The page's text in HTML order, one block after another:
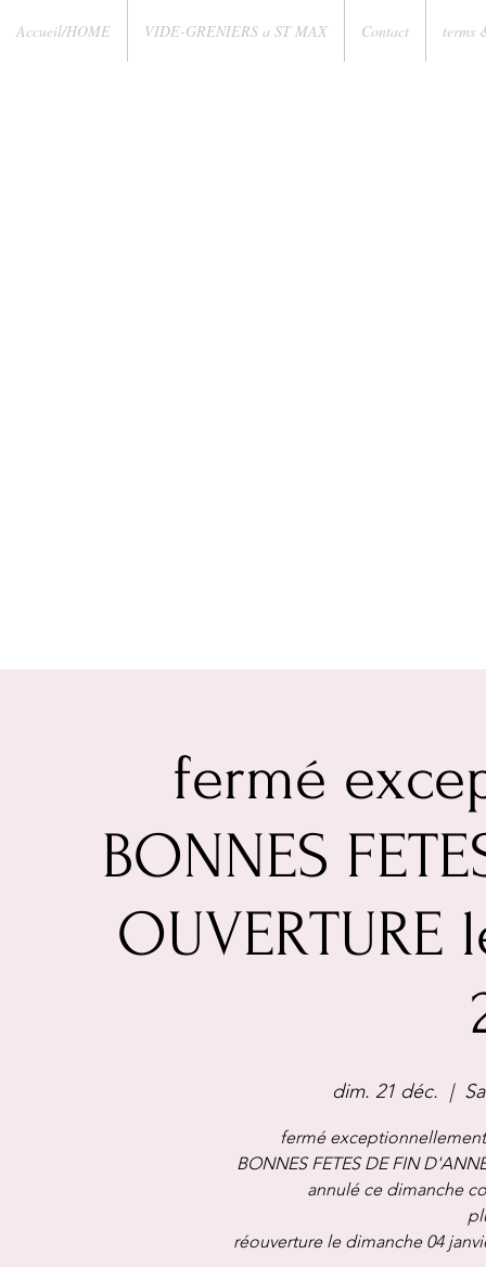
Accueil/HOME VIDE-GRENIERS a ST MAX Contact terms
fermé
BONNES
OUVERTURE
dim. 21 déc.
  |
fermé exceptionnellement
BONNES FETES DE FIN
annulé ce dimanche
réouverture le dimanche 04